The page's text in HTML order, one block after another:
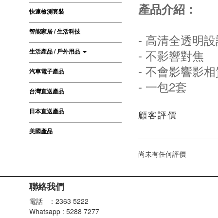
快速檢測套裝
智能家居 / 生活科技
生活產品 / 戶外用品
汽車電子產品
台灣直送產品
日本直送產品
美國產品
產品介紹：
- 高清全透明
- 不影響對焦
- 不會影響影
- 一包2套
顧客評價
尚未有任何評價
聯絡我們
電話 ：2363 5222
Whatsapp : 5288 7277